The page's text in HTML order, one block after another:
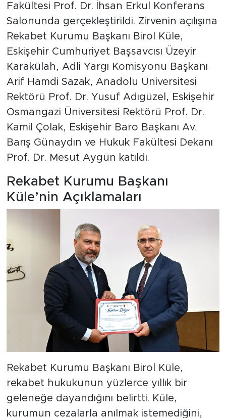
Fakültesi Prof. Dr. İhsan Erkul Konferans
Salonunda gerçekleştirildi. Zirvenin açılışına
Rekabet Kurumu Başkanı Birol Küle,
Eskişehir Cumhuriyet Başsavcısı Üzeyir
Karakülah, Adli Yargı Komisyonu Başkanı
Arif Hamdi Sazak, Anadolu Üniversitesi
Rektörü Prof. Dr. Yusuf Adıgüzel, Eskişehir
Osmangazi Üniversitesi Rektörü Prof. Dr.
Kamil Çolak, Eskişehir Baro Başkanı Av.
Barış Günaydın ve Hukuk Fakültesi Dekanı
Prof. Dr. Mesut Aygün katıldı.
Rekabet Kurumu Başkanı
Küle’nin Açıklamaları
Rekabet Kurumu Başkanı Birol Küle,
rekabet hukukunun yüzlerce yıllık bir
geleneğe dayandığını belirtti. Küle,
kurumun cezalarla anılmak istemediğini,